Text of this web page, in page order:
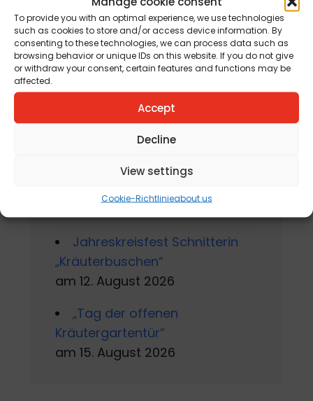
To provide you with an optimal experience, we use technologies
such as cookies to store and/or access device information. By
consenting to these technologies, we can process data such as
browsing behavior or unique IDs on this website. If you do not give
or withdraw your consent, certain features and functions may be
affected.
Accept
Decline
View settings
Cookie-Richtlinieabout us
am 1. May 2026 - 31. October
2026
Gackern 2026
am 7. August 2026 - 16. August
Sommerworkshop der
Jahreskreisfest Schnitterin
„Kräuterbuschen“
am 12. August 2026
„Tag der offenen
Kräutergartentür“
am 15. August 2026